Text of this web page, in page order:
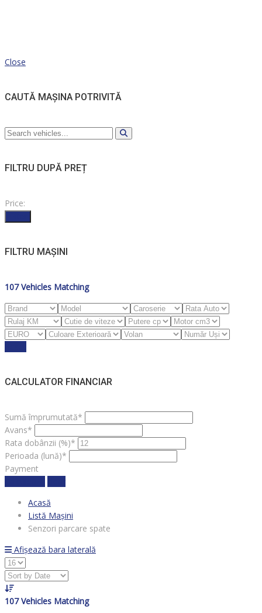
Close
CAUTĂ MAȘINA POTRIVITĂ
FILTRU DUPĂ PREȚ
Price:
FILTRU MAȘINI
107 Vehicles Matching
CALCULATOR FINANCIAR
Sumă împrumutată*
Avans*
Rata dobânzii (%)*
Perioada (lună)*
Payment
Acasă
Listă Mașini
Senzori parcare spate
Afișează bara laterală
107 Vehicles Matching